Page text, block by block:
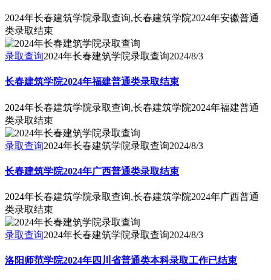
2024年长春建筑学院录取查询,长春建筑学院2024年安徽普通
类录取结束
录取查询2024年长春建筑学院录取查询2024/8/3
长春建筑学院2024年福建普通类录取结束
2024年长春建筑学院录取查询,长春建筑学院2024年福建普通
类录取结束
录取查询2024年长春建筑学院录取查询2024/8/3
长春建筑学院2024年广西普通类录取结束
2024年长春建筑学院录取查询,长春建筑学院2024年广西普通
类录取结束
录取查询2024年长春建筑学院录取查询2024/8/3
洛阳师范学院2024年四川省普通类本科录取工作已结束